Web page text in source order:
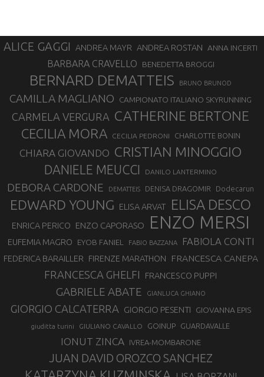
ALICE GAGGI ANDREA MAYR ANDREA ROSTAN ANNA INCERTI
BARBARA CRAVELLO BENEDETTA BROGGI
BERNARD DEMATTEIS BRUNO BRUNOD
CAMILLA MAGLIANO CAMPIONATO ITALIANO SKYRUNNING
CARMELA VERGURA CATHERINE BERTONE
CECILIA MORA CECILIA PEDRONI CHARLOTTE BONIN
CHIARA GIOVANDO CRISTIAN MINOGGIO
DANIELE MEUCCI DANILO LANTERMINO
DEBORA CARDONE DEMATTEIS DENISA DRAGOMIR Dodecarun
EDWARD YOUNG ELISA ARVAT ELISA DESCO
ENRICA PERICO ENZO CAPORASO ENZO MERSI
EUFEMIA MAGRO EYOB FANIEL FABIO BAZZANA FABIOLA CONTI
FEDERICA BARAILLER FIRENZE MARATHON FRANCESCA CANEPA
FRANCESCA GHELFI FRANCESCO PUPPI
GABRIELE ABATE GIANLUCA GHIANO
GIORGIO CALCATERRA GIORGIO PESENTI GIOVANNA EPIS
giuditta turini GIULIANO CAVALLO GOINUP GUARDAVALLE
IONUT ZINCA IVREA-MOMBARONE
JUAN DAVID OROZCO SANCHEZ